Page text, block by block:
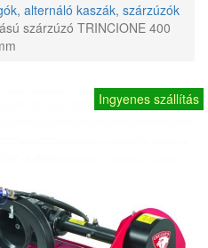
alternáló kaszák, szárzúzók
szárzúzó TRINCIONE 400
Ingyenes szállítás